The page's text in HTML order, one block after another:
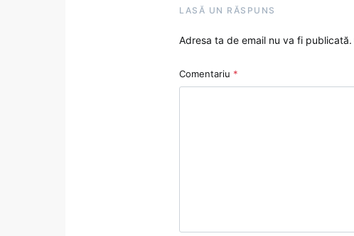
LASĂ UN RĂSPUNS
Adresa ta de email nu va fi publicată.
Comentariu *